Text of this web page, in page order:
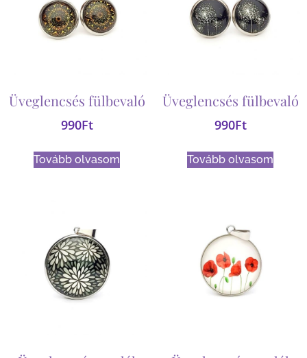
Üveglencsés fülbevaló
990Ft
Tovább olvasom
Üveglencsés fülbevaló
990Ft
Tovább olvasom